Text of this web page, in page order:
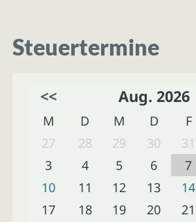
Steuertermine
<< Aug. 2026
M D M D F
27
28 29 30 31
3
4 5 6 7
10
11 12 13 14
17
18 19 20 21